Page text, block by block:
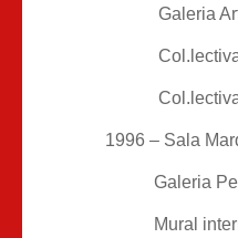
Galeria
1996 – Sala
Galeria
Mural interior